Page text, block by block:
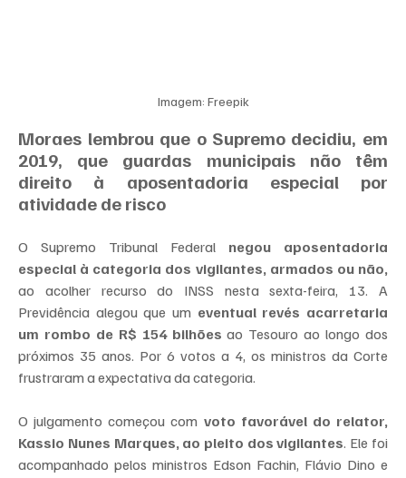
Imagem: Freepik
Moraes lembrou que o Supremo decidiu, em
2019, que guardas municipais não têm
direito à aposentadoria especial por
atividade de risco
O Supremo Tribunal Federal negou aposentadoria
especial à categoria dos vigilantes, armados ou não,
ao acolher recurso do INSS nesta sexta-feira, 13. A
Previdência alegou que um eventual revés acarretaria
um rombo de R$ 154 bilhões ao Tesouro ao longo dos
próximos 35 anos. Por 6 votos a 4, os ministros da Corte
frustraram a expectativa da categoria.
O julgamento começou com voto favorável do relator,
Kassio Nunes Marques, ao pleito dos vigilantes. Ele foi
acompanhado pelos ministros Edson Fachin, Flávio Dino e